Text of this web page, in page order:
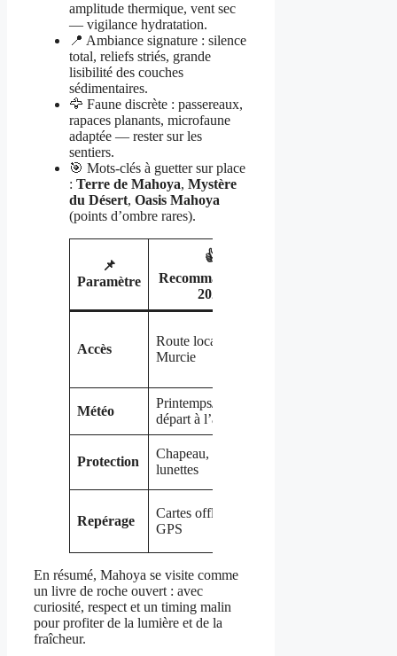
amplitude thermique, vent sec
— vigilance hydratation.
📍 Ambiance signature : silence
total, reliefs striés, grande
lisibilité des couches
sédimentaires.
🦅 Faune discrète : passereaux,
rapaces planants, microfaune
adaptée — rester sur les
sentiers.
🎯 Mots-clés à guetter sur place
: Terre de Mahoya, Mystère
du Désert, Oasis Mahoya
(points d’ombre rares).
📌
Paramètre
👍
Recommandation
2025
Accès
Route locale depuis
Murcie
Météo
Printemps/automne,
départ à l’aube
Protection
Chapeau, crème,
lunettes
Repérage
Cartes offline +
GPS
En résumé, Mahoya se visite comme
un livre de roche ouvert : avec
curiosité, respect et un timing malin
pour profiter de la lumière et de la
fraîcheur.